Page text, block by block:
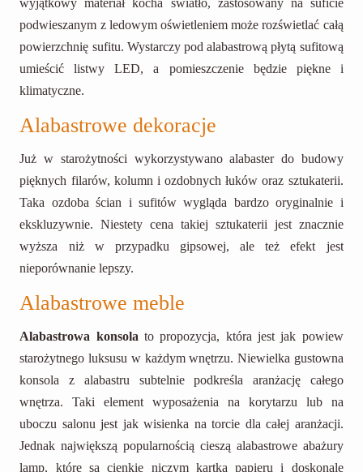
wyjątkowy materiał kocha światło, zastosowany na suficie
podwieszanym z ledowym oświetleniem może rozświetlać całą
powierzchnię sufitu. Wystarczy pod alabastrową płytą sufitową
umieścić listwy LED, a pomieszczenie będzie piękne i
klimatyczne.
Alabastrowe dekoracje
Już w starożytności wykorzystywano alabaster do budowy
pięknych filarów, kolumn i ozdobnych łuków oraz sztukaterii.
Taka ozdoba ścian i sufitów wygląda bardzo oryginalnie i
ekskluzywnie. Niestety cena takiej sztukaterii jest znacznie
wyższa niż w przypadku gipsowej, ale też efekt jest
nieporównanie lepszy.
Alabastrowe meble
Alabastrowa konsolato propozycja, która jest jak powiew
starożytnego luksusu w każdym wnętrzu. Niewielka gustowna
konsola z alabastru subtelnie podkreśla aranżację całego
wnętrza. Taki element wyposażenia na korytarzu lub na
uboczu salonu jest jak wisienka na torcie dla całej aranżacji.
Jednak największą popularnością cieszą alabastrowe abażury
lamp, które są cienkie niczym kartka papieru i doskonale